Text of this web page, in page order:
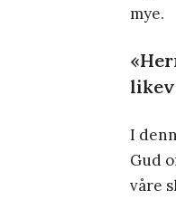
mye.
I
Gud
våre